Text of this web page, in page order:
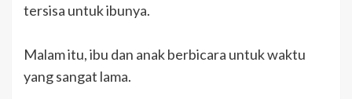
tersisa untuk ibunya.
Malam itu, ibu dan anak berbicara untuk waktu
yang sangat lama.